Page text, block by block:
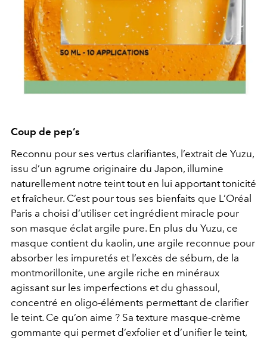
Coup de pep’s
Reconnu pour ses vertus clarifiantes, l’extrait de Yuzu,
issu d’un agrume originaire du Japon, illumine
naturellement notre teint tout en lui apportant tonicité
et fraîcheur. C’est pour tous ses bienfaits que L’Oréal
Paris a choisi d’utiliser cet ingrédient miracle pour
son masque éclat argile pure. En plus du Yuzu, ce
masque contient du kaolin, une argile reconnue pour
absorber les impuretés et l’excès de sébum, de la
montmorillonite, une argile riche en minéraux
agissant sur les imperfections et du ghassoul,
concentré en oligo-éléments permettant de clarifier
le teint. Ce qu’on aime ? Sa texture masque-crème
gommante qui permet d’exfolier et d’unifier le teint,